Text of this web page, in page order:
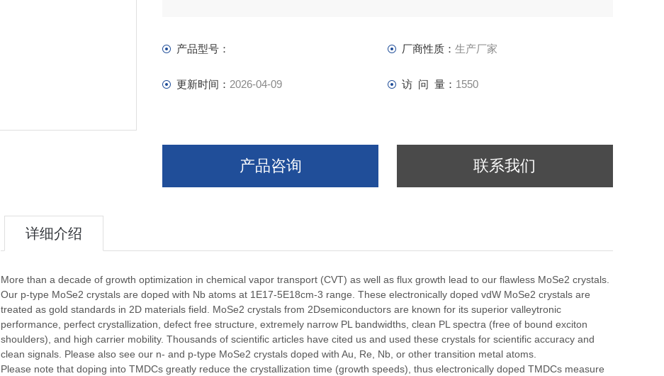
产品型号： 厂商性质： 生产厂家
更新时间： 2026-04-09 访 问 量： 1550
产品咨询 联系我们
详细介绍
More than a decade of growth optimization in chemical vapor transport (CVT) as well as flux growth lead to our flawless MoSe2 crystals.
Our p-type MoSe2 crystals are doped with Nb atoms at 1E17-5E18cm-3 range. These electronically doped vdW MoSe2 crystals are
treated as gold standards in 2D materials field. MoSe2 crystals from 2Dsemiconductors are known for its superior valleytronic
performance, perfect crystallization, defect free structure, extremely narrow PL bandwidths, clean PL spectra (free of bound exciton
shoulders), and high carrier mobility. Thousands of scientific articles have cited us and used these crystals for scientific accuracy and
clean signals. Please also see our n- and p-type MoSe2 crystals doped with Au, Re, Nb, or other transition metal atoms.
Please note that doping into TMDCs greatly reduce the crystallization time (growth speeds), thus electronically doped TMDCs measure